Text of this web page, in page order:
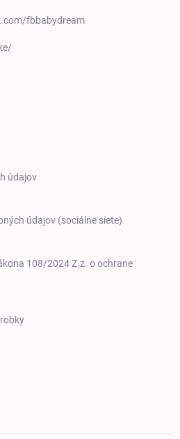
fbbabydream
údajov
údajov (sociálne siete)
108/2024 Z.z. o ochrane